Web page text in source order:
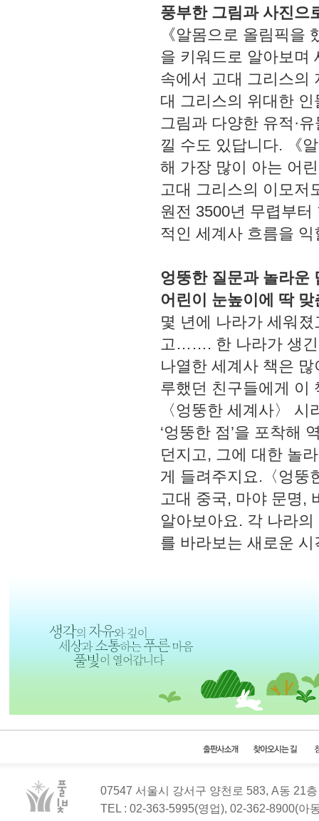
풍부한 그림과 사진으
《알몸으로 올림픽을
을 키워드로 알아보며
속에서 고대 그리스의
대 그리스의 위대한
그림과 다양한 유적·
낄 수도 있답니다. 《
해 가장 많이 아는 어
고대 그리스의 이모저
원전 3500년 무렵부
적인 세계사 흐름을
엉뚱한 질문과 놀라운
어린이 눈높이에 딱
몇 년에 나라가 세워
고……. 한 나라가 생긴
나열한 세계사 책은
루했던 친구들에게 이
〈엉뚱한 세계사〉
‘엉뚱한 점’을 포착해
던지고, 그에 대한 놀
게 들려주지요.〈엉뚱
고대 중국, 마야 문명,
알아보아요. 각 나라
를 바라보는 새로운
07547 서울시 강서구 양천로 583, A동 21
TEL : 02-363-5995(영업), 02-362-8900(아